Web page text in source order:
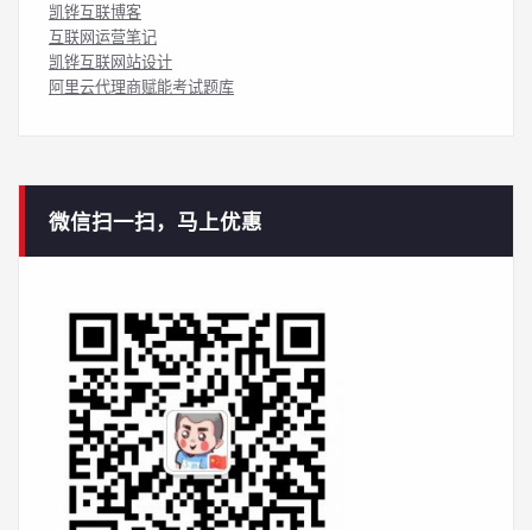
凯铧互联博客
互联网运营笔记
凯铧互联网站设计
阿里云代理商赋能考试题库
微信扫一扫，马上优惠